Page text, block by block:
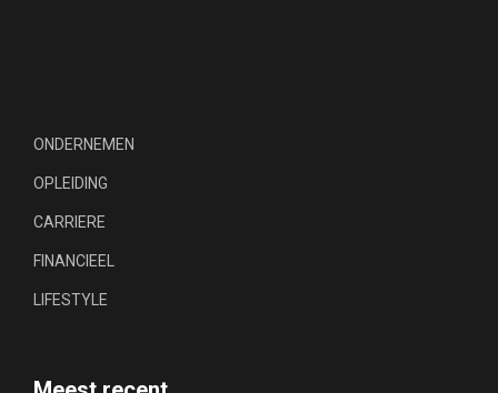
ONDERNEMEN
OPLEIDING
CARRIERE
FINANCIEEL
LIFESTYLE